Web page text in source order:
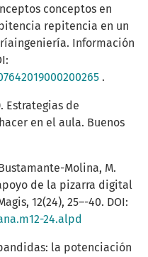
conceptos en
repitencia en un
Información
.
Estrategias de
en el aula. Buenos
Bustamante-Molina, M.
de la pizarra digital
12(24), 25–-40. DOI:
24.alpd
la potenciación